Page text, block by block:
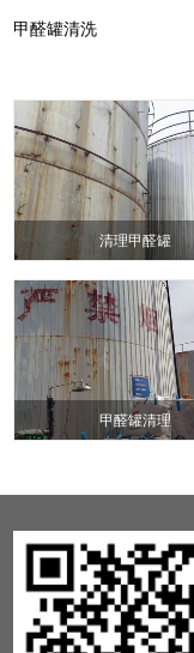
甲醛罐清洗
清理甲醛罐
甲醛罐清理